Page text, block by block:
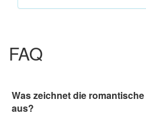
FAQ
Was zeichnet die
aus?